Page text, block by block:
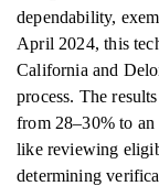
dependability,
April 2024, this
California and
process. The
from 28–30% to an
like reviewing
determining